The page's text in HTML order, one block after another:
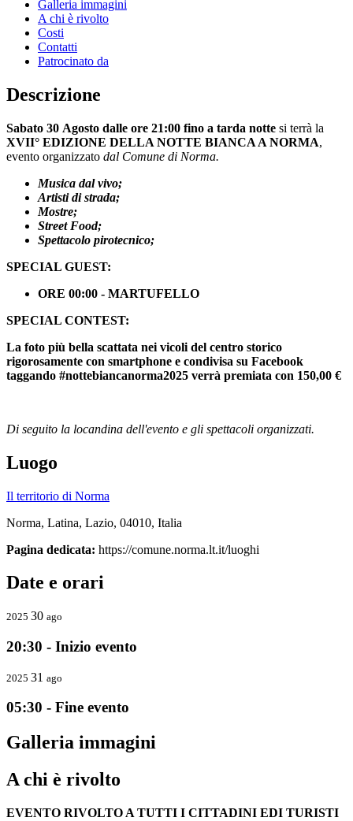
Galleria immagini
A chi è rivolto
Costi
Contatti
Patrocinato da
Descrizione
Sabato 30 Agosto dalle ore 21:00 fino a tarda notte si terrà la
XVII° EDIZIONE DELLA NOTTE BIANCA A NORMA,
evento organizzato dal Comune di Norma.
Musica dal vivo;
Artisti di strada;
Mostre;
Street Food;
Spettacolo pirotecnico;
SPECIAL GUEST:
ORE 00:00 - MARTUFELLO
SPECIAL CONTEST:
La foto più bella scattata nei vicoli del centro storico
rigorosamente con smartphone e condivisa su Facebook
taggando #nottebiancanorma2025 verrà premiata con 150,00 €
Di seguito la locandina dell'evento e gli spettacoli organizzati.
Luogo
Il territorio di Norma
Norma, Latina, Lazio, 04010, Italia
Pagina dedicata: https://comune.norma.lt.it/luoghi
Date e orari
2025 30 ago
20:30 - Inizio evento
2025 31 ago
05:30 - Fine evento
Galleria immagini
A chi è rivolto
EVENTO RIVOLTO A TUTTI I CITTADINI EDI TURISTI